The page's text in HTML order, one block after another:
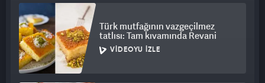
Türk mutfağının vazgeçilmez
tatlısı: Tam kıvamında Revani
VIDEOYU İZLE